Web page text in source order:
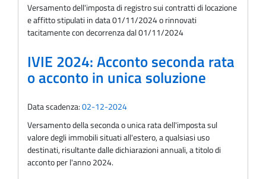
Versamento dell'imposta di registro sui contratti di locazione
e affitto stipulati in data 01/11/2024 o rinnovati
tacitamente con decorrenza dal 01/11/2024
IVIE 2024: Acconto seconda rata
o acconto in unica soluzione
Data scadenza:02-12-2024
Versamento della seconda o unica rata dell'imposta sul
valore degli immobili situati all'estero, a qualsiasi uso
destinati, risultante dalle dichiarazioni annuali, a titolo di
acconto per l'anno 2024.